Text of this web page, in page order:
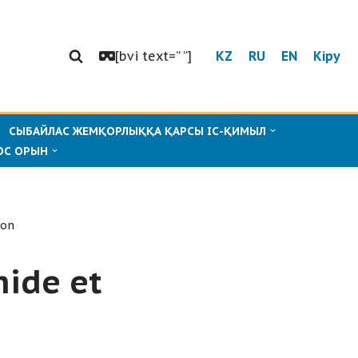
[bvi text=” “] KZ RU EN Кіру
СЫБАЙЛАС ЖЕМҚОРЛЫҚҚА ҚАРСЫ ІС-ҚИМЫЛ
ОРЫН
et